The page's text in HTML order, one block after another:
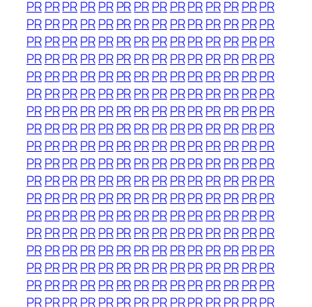
PRPRPRPRPR PRPRPRPRPRPRPR PRPR
PRPRPRPRPR PRPRPRPRPRPRPR PRPR
PRPRPRPRPR PRPRPRPRPRPRPR PRPR
PRPRPRPRPR PRPRPRPRPRPRPR PRPR
PRPRPRPRPR PRPRPRPRPRPRPR PRPR
PRPRPRPRPR PRPRPRPRPRPRPR PRPR
PRPRPRPRPR PRPRPRPRPRPRPR PRPR
PRPRPRPRPR PRPRPRPRPRPRPR PRPR
PRPRPRPRPR PRPRPRPRPRPRPR PRPR
PRPRPRPRPR PRPRPRPRPRPRPR PRPR
PRPRPRPRPR PRPRPRPRPRPRPR PRPR
PRPRPRPRPR PRPRPRPRPRPRPR PRPR
PRPRPRPRPR PRPRPRPRPRPRPR PRPR
PRPRPRPRPR PRPRPRPRPRPRPR PRPR
PRPRPRPRPR PRPRPRPRPRPRPR PRPR
PRPRPRPRPR PRPRPRPRPRPRPR PRPR
PRPRPRPRPR PRPRPRPRPRPRPR PRPR
PRPRPRPRPR PRPRPRPRPRPRPR PRPR